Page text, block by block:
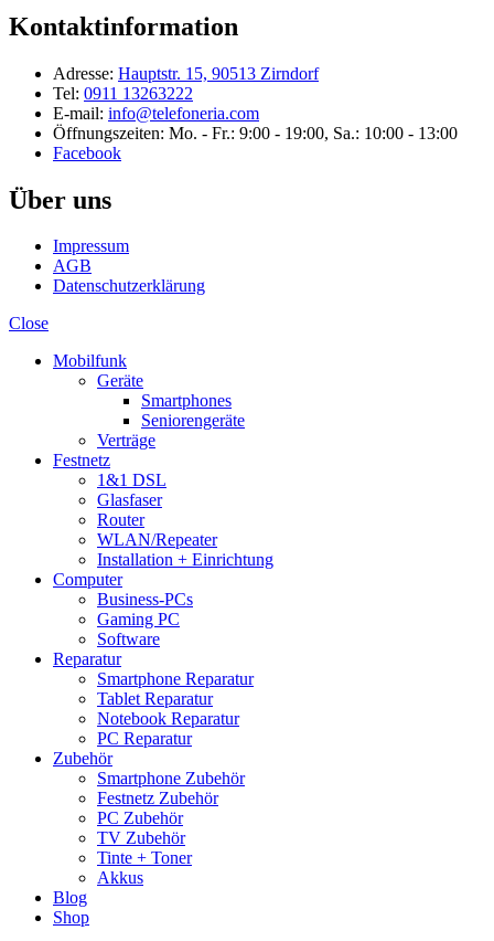
Kontaktinformation
Adresse: Hauptstr. 15, 90513 Zirndorf
Tel: 0911 13263222
E-mail: info@telefoneria.com
Öffnungszeiten: Mo. - Fr.: 9:00 - 19:00, Sa.: 10:00 - 13:00
Facebook
Über uns
Impressum
AGB
Datenschutzerklärung
Close
Mobilfunk
Geräte
Smartphones
Seniorengeräte
Verträge
Festnetz
1&1 DSL
Glasfaser
Router
WLAN/Repeater
Installation + Einrichtung
Computer
Business-PCs
Gaming PC
Software
Reparatur
Smartphone Reparatur
Tablet Reparatur
Notebook Reparatur
PC Reparatur
Zubehör
Smartphone Zubehör
Festnetz Zubehör
PC Zubehör
TV Zubehör
Tinte + Toner
Akkus
Blog
Shop